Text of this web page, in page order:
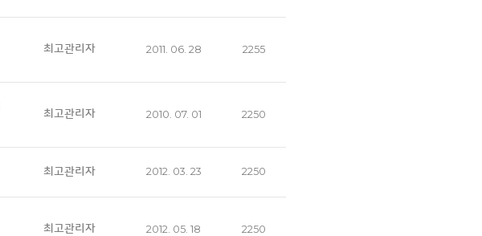
최고관리자 2011. 06. 28 2255
최고관리자 2010. 07. 01 2250
최고관리자 2012. 03. 23 2250
최고관리자 2012. 05. 18 2250